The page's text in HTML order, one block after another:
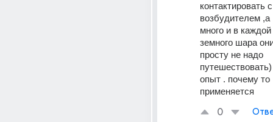
контактировать с
возбудителем ,а
много и в
земного шара
просту не надо
опыт . почему то
применяется
0